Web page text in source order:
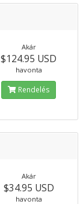
Akár
$124.95 USD
havonta
Rendelés
Akár
$34.95 USD
havonta